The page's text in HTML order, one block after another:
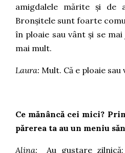
amigdalele mărite și de
Bronșitele sunt foarte
în ploaie sau vânt și se
mai mult.
Laura: Mult. Că e ploaie
Ce mănâncă cei mici?
părerea ta au un meniu
Alina: Au gustare